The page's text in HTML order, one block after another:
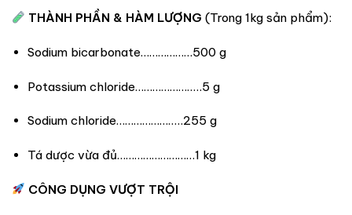
THÀNH PHẦN & HÀM LƯỢNG (Trong 1kg sản phẩm):
Sodium bicarbonate………………500 g
Potassium chloride…………………..5 g
Sodium chloride…………………..255 g
Tá dược vừa đủ………………………1 kg
CÔNG DỤNG VƯỢT TRỘI